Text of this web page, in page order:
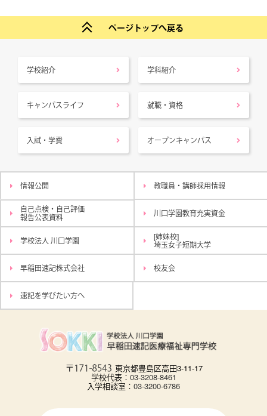
ページトップへ戻る
学校紹介 学科紹介
キャンパスライフ 就職・資格
入試・学費 オープンキャンパス
情報公開 教職員・講師採用情報
自己点検・自己評価
報告公表資料
川口学園教育充実資金
学校法人 川口学園
[姉妹校]
埼玉女子短期大学
早稲田速記株式会社 校友会
速記を学びたい方へ
東京都豊島区高田3-11-17
学校代表： 03-3208-8461
入学相談室： 03-3200-6786